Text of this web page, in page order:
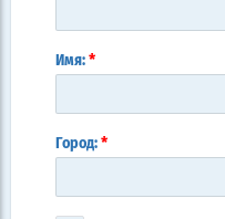
Имя: *
Город: *